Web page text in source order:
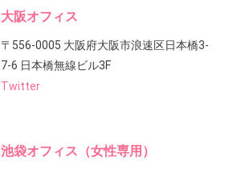
大阪オフィス
〒556-0005 大阪府大阪市浪速区日本橋3-
7-6 日本橋無線ビル3F
Twitter
池袋オフィス（女性専用）